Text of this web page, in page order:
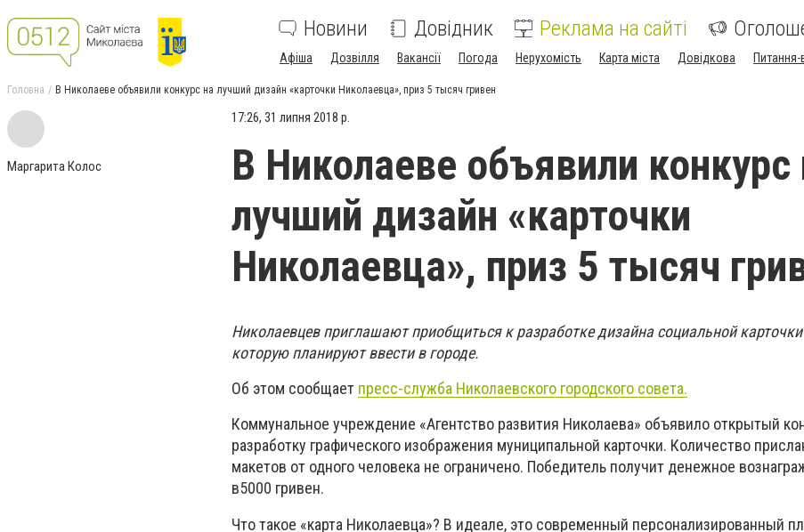
Новини Довідник Реклама на сайті
Афіша Дозвілля Вакансії Погода Нерухомість Карта міста Довідкова Питання-
Головна В Николаеве объявили конкурс на лучший дизайн «карточки Николаевца», приз 5 тысяч гривен
Маргарита Колос
17:26, 31 липня 2018 р.
В Николаеве объявили конкурс
лучший дизайн «карточки
Николаевца», приз 5 тысяч
Николаевцев приглашают приобщиться к разработке дизайна социальной
которую планируют ввести в городе.
Об этом сообщает пресс-служба Николаевского городского совета.
Коммунальное учреждение «Агентство развития Николаева» объявило открытый
разработку графического изображения муниципальной карточки. Количество
макетов от одного человека не ограничено. Победитель получит денежное
в5000 гривен.
Что такое «карта Николаевца»? В идеале, это современный персонализированный